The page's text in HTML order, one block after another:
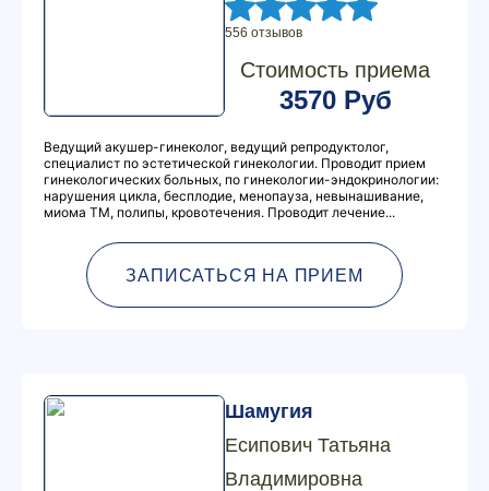
556 отзывов
Стоимость приема
3570 Руб
Ведущий акушер-гинеколог, ведущий репродуктолог,
специалист по эстетической гинекологии. Проводит прием
гинекологических больных, по гинекологии-эндокринологии:
нарушения цикла, бесплодие, менопауза, невынашивание,
миома ТМ, полипы, кровотечения. Проводит лечение...
ЗАПИСАТЬСЯ НА ПРИЕМ
Шамугия
Есипович Татьяна
Владимировна